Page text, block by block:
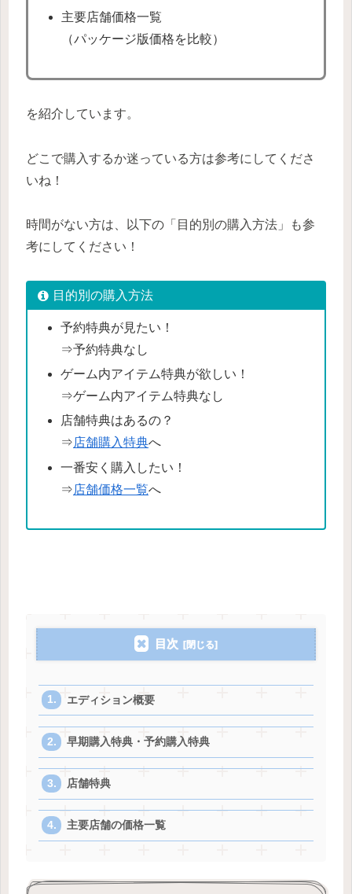
主要店舗価格一覧
（パッケージ版価格を比較）
を紹介しています。
どこで購入するか迷っている方は参考にしてくださ
いね！
時間がない方は、以下の「目的別の購入方法」も参
考にしてください！
目的別の購入方法
予約特典が見たい！
⇒予約特典なし
ゲーム内アイテム特典が欲しい！
⇒ゲーム内アイテム特典なし
店舗特典はあるの？
⇒店舗購入特典へ
一番安く購入したい！
⇒店舗価格一覧へ
目次
エディション概要
早期購入特典・予約購入特典
店舗特典
主要店舗の価格一覧